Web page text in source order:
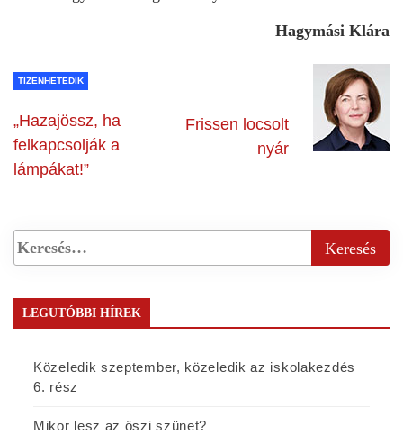
Hagymási Klára
TIZENHETEDIK
„Hazajössz, ha
felkapcsolják a
lámpákat!”
Frissen locsolt
nyár
LEGUTÓBBI HÍREK
Közeledik szeptember, közeledik az iskolakezdés
6. rész
Mikor lesz az őszi szünet?